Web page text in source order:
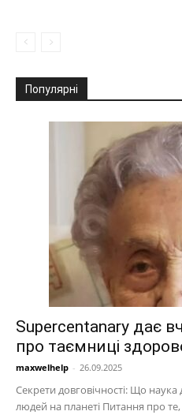
Популярні
Supercentanary дає
про таємниці
maxwelhelp - 26.09.2025
Секрети довговічності: Що наука
людей на планеті Питання про